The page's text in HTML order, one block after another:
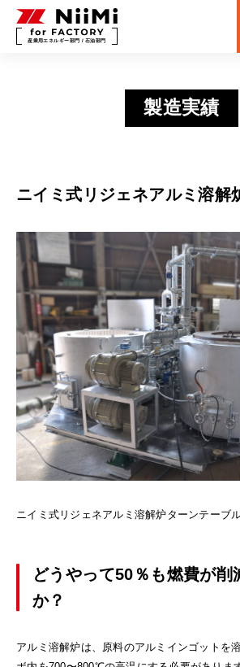
産業用エネルギー部門 / 石油部門
製造実績
ニイミ式リジェネアルミ溶解
ニイミ式リジェネアルミ溶解炉ターンテーブ
どうやって50％も燃費が削
か？
アルミ溶解炉は、原料のアルミインゴットを